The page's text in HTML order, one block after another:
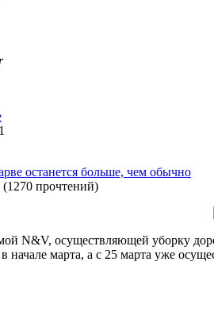
останется больше, чем обычно
(1270 прочтений)
N&V, осуществляющей уборку
начале марта, а с 25 марта уже